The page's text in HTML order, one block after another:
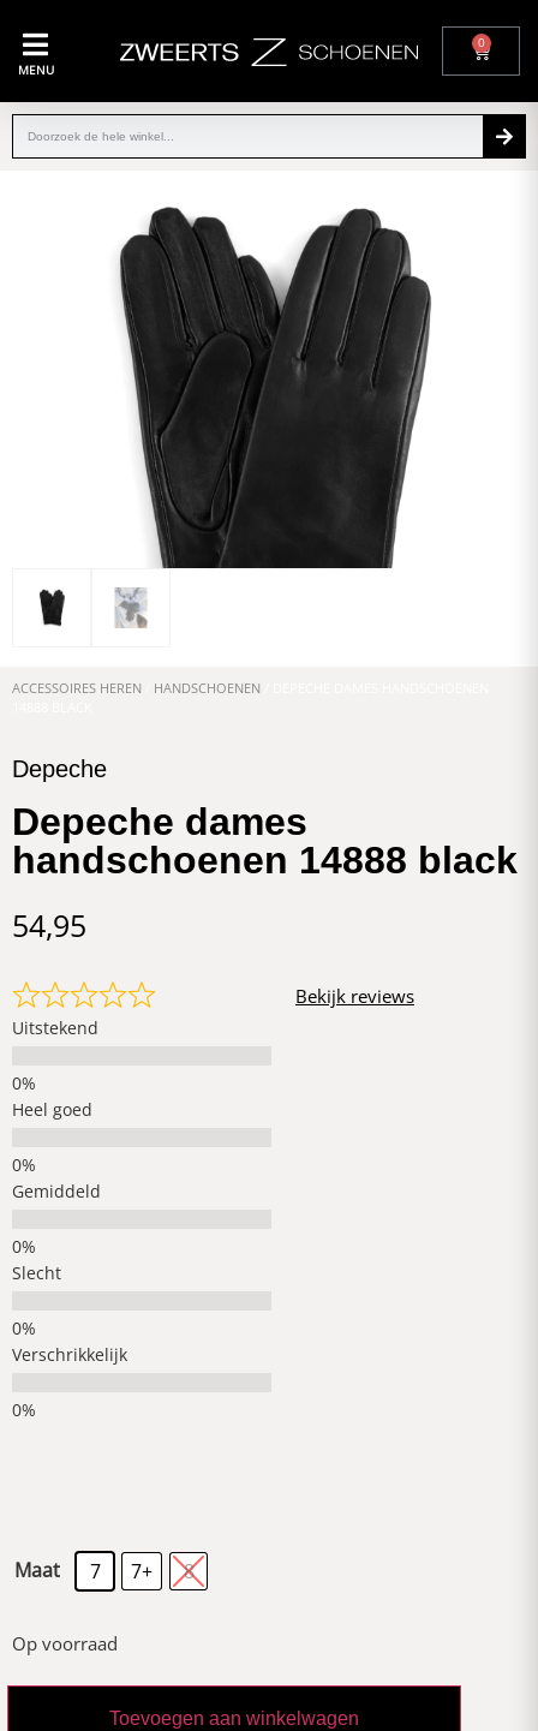
MENU
0
ACCESSOIRES HEREN HANDSCHOENEN
Depeche
Depeche dames
handschoenen 14888 black
54,95
Uitstekend
Heel goed
Gemiddeld
Slecht
Verschrikkelijk
Bekijk reviews
Maat 7 7+ 8
Op voorraad
Toevoegen aan winkelwagen